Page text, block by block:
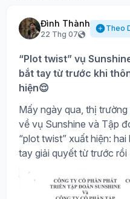
Đình Thành
22 Thg 07
Theo
“Plot twist” vụ
bắt tay từ trước khi
hiện😌
Mấy ngày qua, thị
về vụ Sunshine và Tập
“plot twist” xuất hiện:
tay giải quyết từ trước rồi